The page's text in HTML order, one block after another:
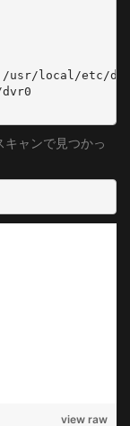
usr/local/etc/
ャンで見つかっ
view raw